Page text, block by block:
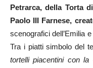
Petrarca, della Torta
Paolo III Farnese,
scenografici dell’Emilia
Tra i piatti simbolo del
tortelli piacentini con la